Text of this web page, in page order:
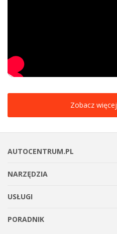
Zobacz więcej
AUTOCENTRUM.PL
NARZĘDZIA
USŁUGI
PORADNIK